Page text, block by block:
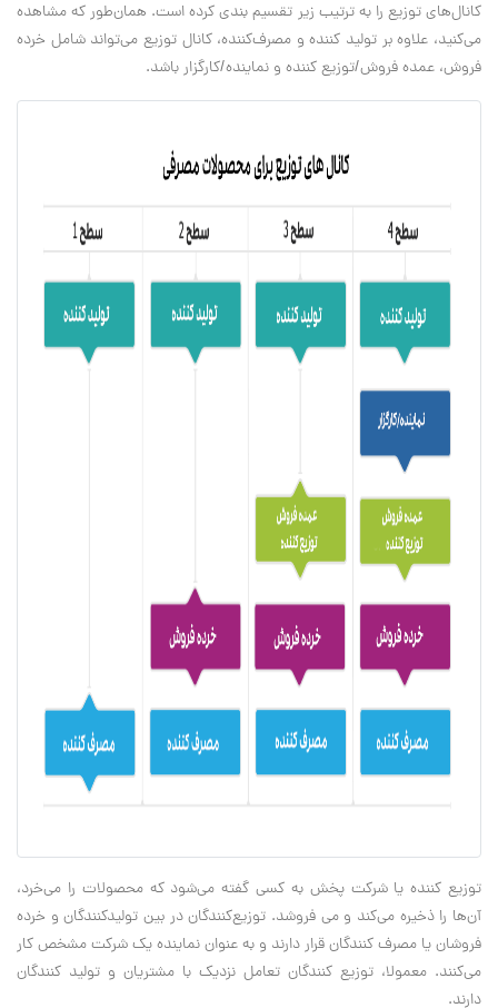
کانال‌های توزیع را به ترتیب زیر تقسیم بندی کرده است. همان‌طور که مشاهده
می‌کنید، علاوه بر تولید کننده و مصرف‌کننده، کانال توزیع می‌تواند شامل خرده
فروش، عمده فروش/توزیع کننده و نماینده/کارگزار باشد.
توزیع کننده یا شرکت پخش به کسی گفته می‌شود که محصولات را می‌خرد،
آن‌ها را ذخیره می‌کند و می فروشد. توزیع‌کنندگان در بین تولیدکنندگان و خرده
فروشان یا مصرف کنندگان قرار دارند و به عنوان نماینده یک شرکت مشخص کار
می‌کنند. معمولا، توزیع کنندگان تعامل نزدیک با مشتریان و تولید کنندگان
دارند.